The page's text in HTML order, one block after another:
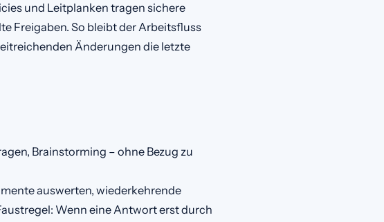
und Leitplanken tragen sichere
Freigaben. So bleibt der Arbeitsfluss
Änderungen die letzte
Brainstorming – ohne Bezug zu
auswerten, wiederkehrende
Wenn eine Antwort erst durch